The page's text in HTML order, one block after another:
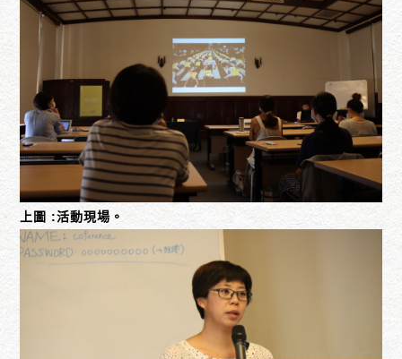
上圖 :活動現場。